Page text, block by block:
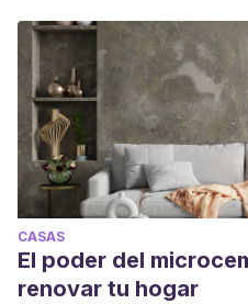
CASAS
El poder del
renovar tu hogar